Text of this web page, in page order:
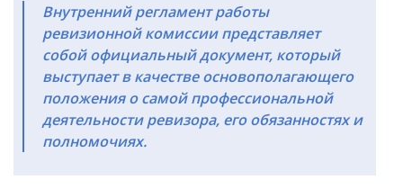
Внутренний регламент работы
ревизионной комиссии представляет
собой официальный документ, который
выступает в качестве основополагающего
положения о самой профессиональной
деятельности ревизора, его обязанностях и
полномочиях.